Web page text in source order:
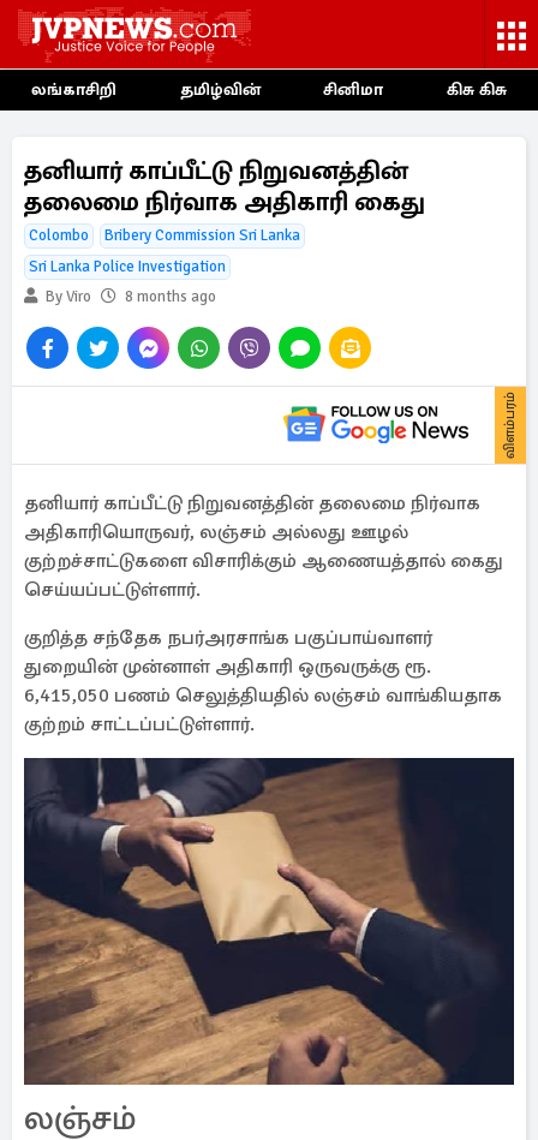
லங்காசிறி தமிழ்வின் சினிமா கிசு கிசு
தனியார் காப்பீட்டு நிறுவனத்தின்
தலைமை நிர்வாக அதிகாரி கைது
Colombo
Bribery Commission Sri Lanka
Sri Lanka Police Investigation
By Viro
8 months ago
விளம்பரம்
தனியார் காப்பீட்டு நிறுவனத்தின் தலைமை நிர்வாக
அதிகாரியொருவர், லஞ்சம் அல்லது ஊழல்
குற்றச்சாட்டுகளை விசாரிக்கும் ஆணையத்தால் கைது
செய்யப்பட்டுள்ளார்.
குறித்த சந்தேக நபர்அரசாங்க பகுப்பாய்வாளர்
துறையின் முன்னாள் அதிகாரி ஒருவருக்கு ரூ.
6,415,050 பணம் செலுத்தியதில் லஞ்சம் வாங்கியதாக
குற்றம் சாட்டப்பட்டுள்ளார்.
லஞ்சம்